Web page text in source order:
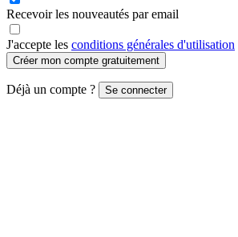
Recevoir les nouveautés par email
J'accepte les conditions générales d'utilisation
Créer mon compte gratuitement
Déjà un compte ? Se connecter